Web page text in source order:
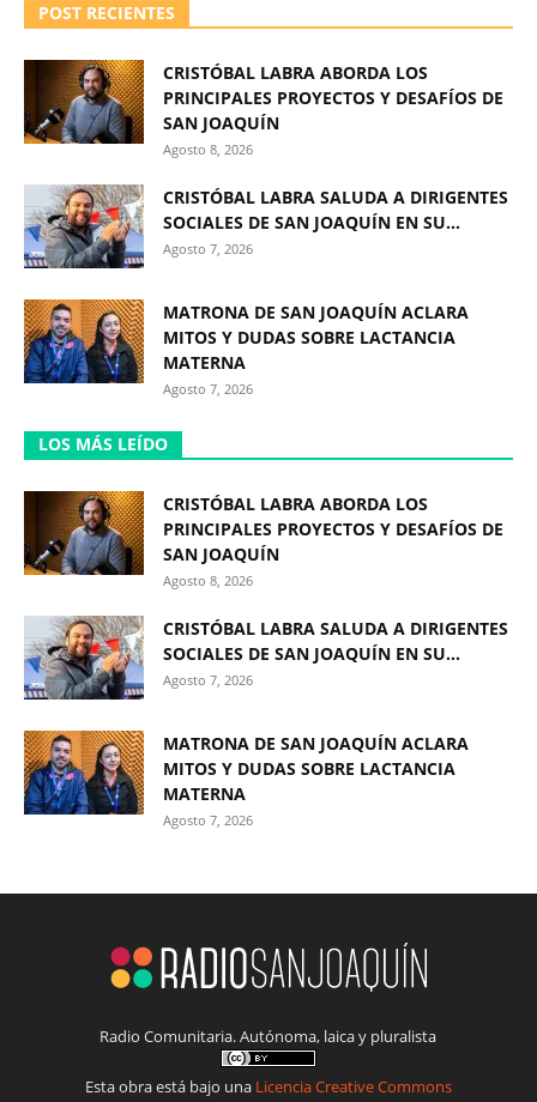
POST RECIENTES
CRISTÓBAL LABRA ABORDA LOS
PRINCIPALES PROYECTOS Y DESAFÍOS DE
SAN JOAQUÍN
Agosto 8, 2026
CRISTÓBAL LABRA SALUDA A DIRIGENTES
SOCIALES DE SAN JOAQUÍN EN SU...
Agosto 7, 2026
MATRONA DE SAN JOAQUÍN ACLARA
MITOS Y DUDAS SOBRE LACTANCIA
MATERNA
Agosto 7, 2026
LOS MÁS LEÍDO
CRISTÓBAL LABRA ABORDA LOS
PRINCIPALES PROYECTOS Y DESAFÍOS DE
SAN JOAQUÍN
Agosto 8, 2026
CRISTÓBAL LABRA SALUDA A DIRIGENTES
SOCIALES DE SAN JOAQUÍN EN SU...
Agosto 7, 2026
MATRONA DE SAN JOAQUÍN ACLARA
MITOS Y DUDAS SOBRE LACTANCIA
MATERNA
Agosto 7, 2026
Radio Comunitaria. Autónoma, laica y pluralista
Esta obra está bajo una Licencia Creative Commons